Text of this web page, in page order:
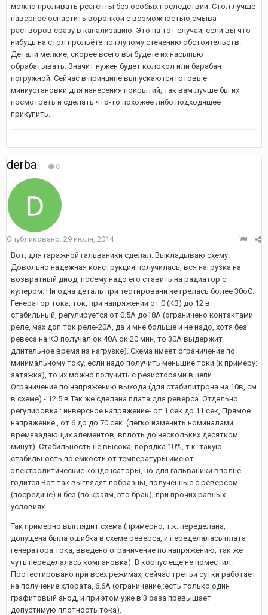
можно проливать реагенты без особых последствий. Стол лучше
наверное оснастить воронкой с возможностью смыва
растворов сразу в канализацию. Это на тот случай, если вы что-
нибудь на стол прольёте по глупому стечению обстоятельств.
Детали мелкие, скорее всего вы будете их насыпью
обрабатывать. Значит нужен будет колокол или барабан
погружной. Сейчас в принципе выпускаются готовые
миниустановки для нанесения покрытий, так вам лучше бы их
посмотреть и сделать что-то похожее либо подходящее
прикупить.
derba 0
Опубликовано: 29 июля, 2014
Вот, для гаражной гальваники сделал. Выкладываю схему.
Довольно надежная конструкция получилась, вся нагрузка на
возвратный диод, посему надо его ставить на радиатор с
кулером. Ни одна деталь при тестировани не грелась более 30оС.
Генератор тока, ток, при напряжении от 0 (КЗ) до 12 в
стабильный, регулируется от 0.5A до18А (ограничено контактами
реле, мах доп ток реле-20А, да и мне больше и не надо, хотя без
ревеса на КЗ получал ок 40А ок 20 мин, то 30А выдержит
длительное время на нагрузке). Схема имеет ограничение по
минимальному току, если надо получить меньшие токи (к примеру:
затяжка), то их можно получить с резисторами в цепи.
Ограничение по напряжению выхода (для стабилитрона на 10в, см
в схеме) - 12.5 в.Так же сделана плата для реверса. Отдельно
регулировка : инверсное напряжение- от 1 сек до 11 сек, Прямое
напряжение , от 6 до до 70 сек. (легко изменить номиналами
времязадающих элементов, вплоть до нескольких десятком
минут). Стабильность не высока, порядка 10%, т.к. такую
стабильность по емкости от температуры имеют
электролитические конденсаторы, но для гальваники вполне
годится.Вот так выглядят побразцы, полученные с реверсом
(посредине) и без (по краям, это брак), при прочих равных
условиях.
Так примерно выглядит схема (примерно, т.к. переделана,
допущена была ошибка в схеме реверса, и переделалась плата
генератора тока, введено ограничение по напряжению, так же
чуть переделалась компановка). В корпус еще не поместил.
Протестировано при всех режимах, сейчас третьи сутки работает
на получение хлората, 6.6А (ограничение,:есть только один
графитовый анод, и при этом уже в 3 раза превышает
допустимую плотность тока).